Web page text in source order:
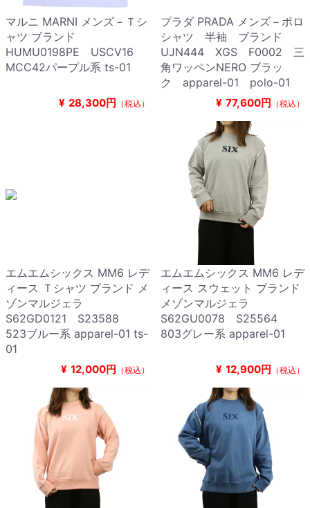
マルニ MARNI メンズ－Ｔシ
ャツ ブランド
HUMU0198PE USCV16
MCC42パープル系 ts-01
¥ 28,300円 （税込）
プラダ PRADA メンズ－ポロ
シャツ 半袖 ブランド
UJN444 XGS F0002 三
角ワッペンNERO ブラッ
ク apparel-01 polo-01
¥ 77,600円 （税込）
エムエムシックス MM6 レデ
ィース Ｔシャツ ブランド メ
ゾンマルジェラ
S62GD0121 S23588
523ブルー系 apparel-01 ts-
01
¥ 12,000円 （税込）
エムエムシックス MM6 レデ
ィース スウェット ブランド
メゾンマルジェラ
S62GU0078 S25564
803グレー系 apparel-01
¥ 12,900円 （税込）